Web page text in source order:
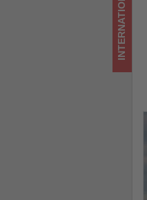
INTERNATIONAL